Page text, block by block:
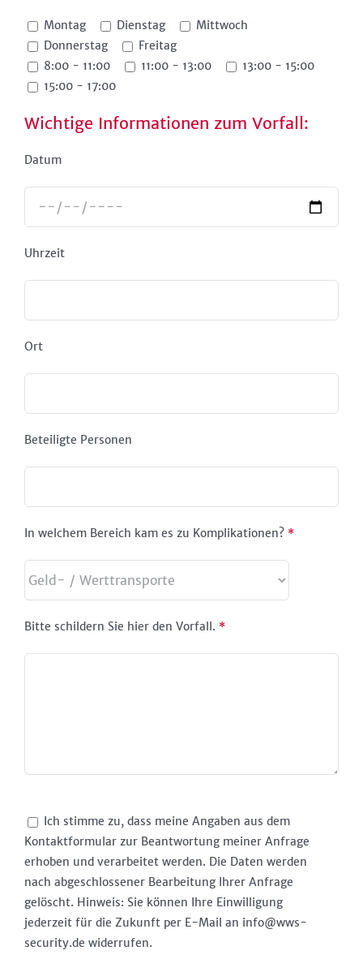
Montag Dienstag
Mittwoch
Donnerstag
Freitag
8:00 - 11:00
11:00 - 13:00
13:00 - 15:00
15:00 - 17:00
Wichtige Informationen zum Vorfall:
Datum
Uhrzeit
Ort
Beteiligte Personen
In welchem Bereich kam es zu Komplikationen? *
Bitte schildern Sie hier den Vorfall. *
Ich stimme zu, dass meine Angaben aus dem
Kontaktformular zur Beantwortung meiner Anfrage
erhoben und verarbeitet werden. Die Daten werden
nach abgeschlossener Bearbeitung Ihrer Anfrage
gelöscht. Hinweis: Sie können Ihre Einwilligung
jederzeit für die Zukunft per E-Mail an info@wws-
security.de widerrufen.